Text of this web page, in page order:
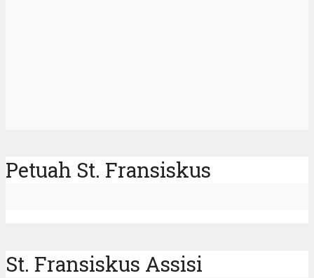
Petuah St. Fransiskus
St. Fransiskus Assisi